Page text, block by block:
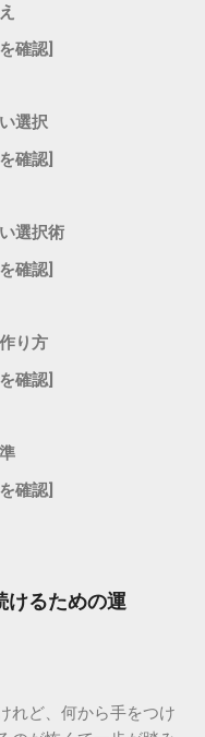
確認]
選択
確認]
選択術
確認]
り方
確認]
確認]
けるための運
れど、何から手をつけ